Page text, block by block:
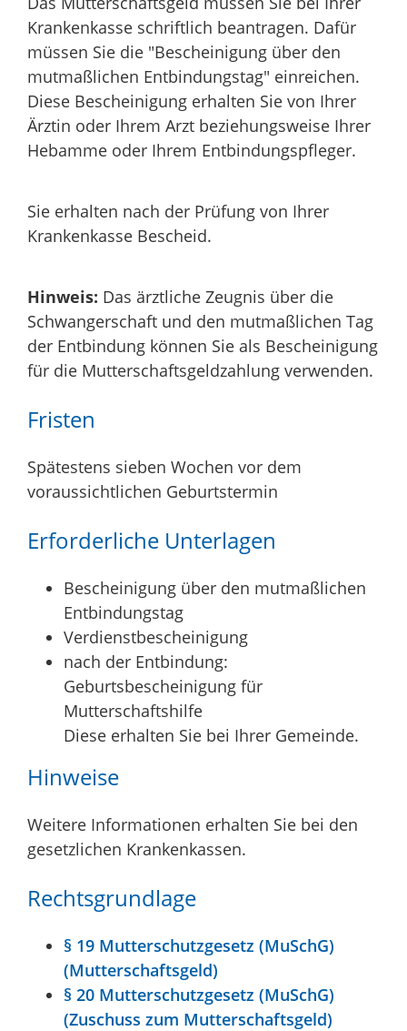
Krankenkasse schriftlich beantragen. Dafür
müssen Sie die "Bescheinigung über den
mutmaßlichen Entbindungstag" einreichen.
Diese Bescheinigung erhalten Sie von Ihrer
Ärztin oder Ihrem Arzt beziehungsweise Ihrer
Hebamme oder Ihrem Entbindungspfleger.
Sie erhalten nach der Prüfung von Ihrer
Krankenkasse Bescheid.
Hinweis: Das ärztliche Zeugnis über die
Schwangerschaft und den mutmaßlichen Tag
der Entbindung können Sie als Bescheinigung
für die Mutterschaftsgeldzahlung verwenden.
Fristen
Spätestens sieben Wochen vor dem
voraussichtlichen Geburtstermin
Erforderliche Unterlagen
Bescheinigung über den mutmaßlichen
Entbindungstag
Verdienstbescheinigung
nach der Entbindung:
Geburtsbescheinigung für
Mutterschaftshilfe
Diese erhalten Sie bei Ihrer Gemeinde.
Hinweise
Weitere Informationen erhalten Sie bei den
gesetzlichen Krankenkassen.
Rechtsgrundlage
§ 19 Mutterschutzgesetz (MuSchG)
(Mutterschaftsgeld)
§ 20 Mutterschutzgesetz (MuSchG)
(Zuschuss zum Mutterschaftsgeld)